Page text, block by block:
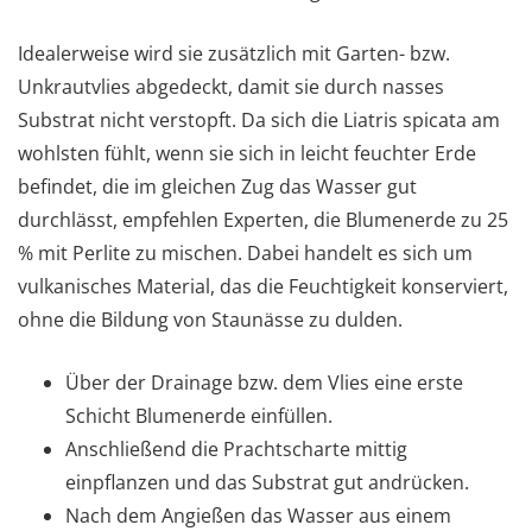
Idealerweise wird sie zusätzlich mit Garten- bzw.
Unkrautvlies abgedeckt, damit sie durch nasses
Substrat nicht verstopft. Da sich die Liatris spicata am
wohlsten fühlt, wenn sie sich in leicht feuchter Erde
befindet, die im gleichen Zug das Wasser gut
durchlässt, empfehlen Experten, die Blumenerde zu 25
% mit Perlite zu mischen. Dabei handelt es sich um
vulkanisches Material, das die Feuchtigkeit konserviert,
ohne die Bildung von Staunässe zu dulden.
Über der Drainage bzw. dem Vlies eine erste
Schicht Blumenerde einfüllen.
Anschließend die Prachtscharte mittig
einpflanzen und das Substrat gut andrücken.
Nach dem Angießen das Wasser aus einem